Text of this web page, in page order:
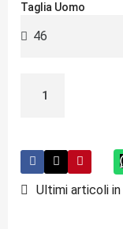
Taglia Uomo
Ultimi articoli in